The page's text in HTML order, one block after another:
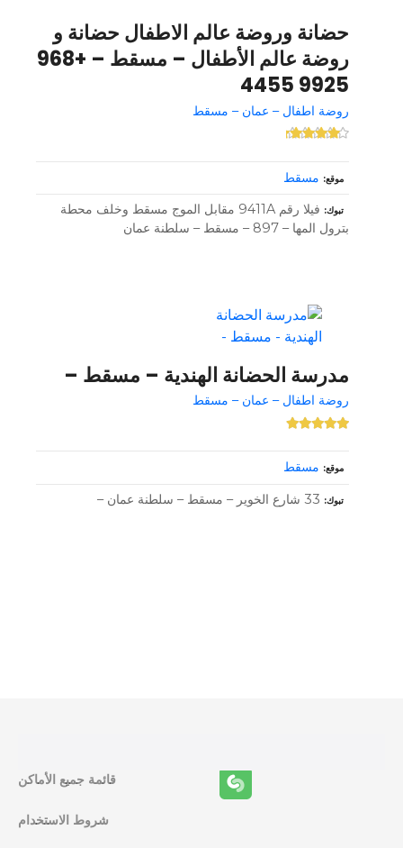
حضانة وروضة عالم الاطفال حضانة و
روضة عالم الأطفال – مسقط – +968
9925 4455
روضة اطفال – عمان – مسقط
موقع مسقط
تبوك
فيلا رقم 9411A مقابل الموج مسقط وخلف محطة
بترول المها – 897 – مسقط – سلطنة عمان
مدرسة الحضانة الهندية – مسقط –
روضة اطفال – عمان – مسقط
موقع مسقط
تبوك 33 شارع الخوير – مسقط – سلطنة عمان –
قائمة جميع الأماكن
شروط الاستخدام